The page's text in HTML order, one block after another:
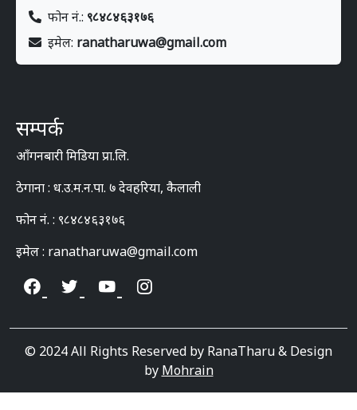
फोन नं.: ९८४८४६३१७६
इमेल: ranatharuwa@gmail.com
सम्पर्क
आँगनबारी मिडिया प्रा.लि.
ठेगाना : ध.उ.म.न.पा. ७ देवहरिया, कैलाली
फोन नं. : ९८४८४६३१७६
इमेल : ranatharuwa@gmail.com
© 2024 All Rights Reserved by RanaTharu & Design
by Mohrain